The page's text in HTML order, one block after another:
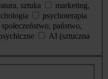
sztuka
marketing,
psychoterapia
społeczeństwo, państwo,
AI (sztuczna